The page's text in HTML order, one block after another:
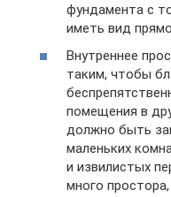
фундамента с
иметь вид
Внутреннее
таким, чтобы
помещения в
должно быть
маленьких
и извилистых
много